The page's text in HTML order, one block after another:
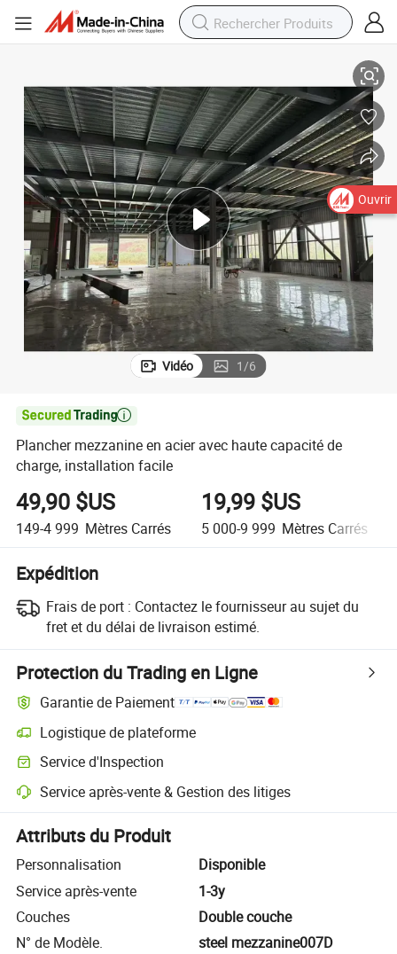
Vidéo 1/6

Plancher mezzanine en acier avec haute capacité de
charge, installation facile
49,90 $US
149-4 999 Mètres Carrés
19,99 $US
5 000-9 999 Mètres Carrés
Expédition
Frais de port : Contactez le fournisseur au sujet du
fret et du délai de livraison estimé.
Protection du Trading en Ligne
Garantie de Paiement
Logistique de plateforme
Suivi d'expédition plus clair avec des logistiques prises en charge par
Service d'Inspection
Inspection préalable à l'expédition optionnelle pour des contrôles de
Service après-vente & Gestion des litiges
Résolution des litiges assistée par la plateforme, y compris les
Attributs du Produit
Personnalisation
Disponible
Service après-vente
1-3y
Couches
Double couche
N° de Modèle.
steel mezzanine007D
Ouvrir